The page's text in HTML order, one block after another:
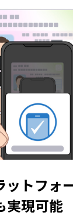
ットフォ
実現可能